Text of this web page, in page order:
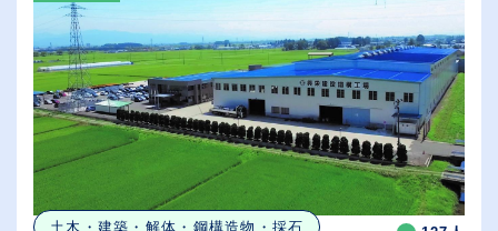
土木・建築・解体・鋼構造物・採石